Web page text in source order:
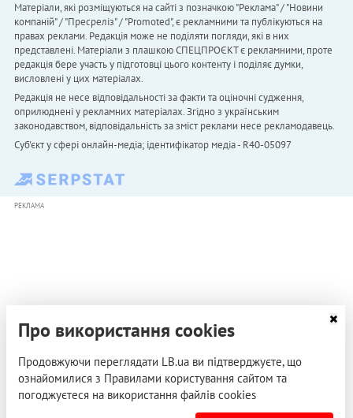
Матеріали, які розміщуються на сайті з позначкою "Реклама" / "Новини
компаній" / "Пресреліз" / "Promoted", є рекламними та публікуються на
правах реклами. Редакція може не поділяти погляди, які в них
представлені. Матеріали з плашкою СПЕЦПРОЄКТ є рекламними, проте
редакція бере участь у підготовці цього контенту і поділяє думки,
висловлені у цих матеріалах.
Редакція не несе відповідальності за факти та оціночні судження,
оприлюднені у рекламних матеріалах. Згідно з українським
законодавством, відповідальність за зміст реклами несе рекламодавець.
Cуб'єкт у сфері онлайн-медіа; ідентифікатор медіа - R40-05097
РЕКЛАМА
Про використання cookies
Продовжуючи переглядати LB.ua ви підтверджуєте, що
ознайомилися з Правилами користування сайтом та
погоджуєтеся на використання файлів cookies